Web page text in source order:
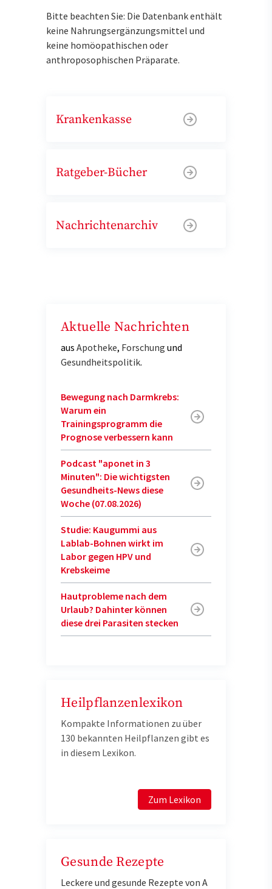
Bitte beachten Sie: Die Datenbank enthält
keine Nahrungsergänzungsmittel und
keine homöopathischen oder
anthroposophischen Präparate.
Krankenkasse
Ratgeber-Bücher
Nachrichtenarchiv
Aktuelle Nachrichten
aus Apotheke, Forschung und
Gesundheitspolitik.
Bewegung nach Darmkrebs:
Warum ein
Trainingsprogramm die
Prognose verbessern kann
Podcast "aponet in 3
Minuten": Die wichtigsten
Gesundheits-News diese
Woche (07.08.2026)
Studie: Kaugummi aus
Lablab-Bohnen wirkt im
Labor gegen HPV und
Krebskeime
Hautprobleme nach dem
Urlaub? Dahinter können
diese drei Parasiten stecken
Heilpflanzenlexikon
Kompakte Informationen zu über
130 bekannten Heilpflanzen gibt es
in diesem Lexikon.
Zum Lexikon
Gesunde Rezepte
Leckere und gesunde Rezepte von A